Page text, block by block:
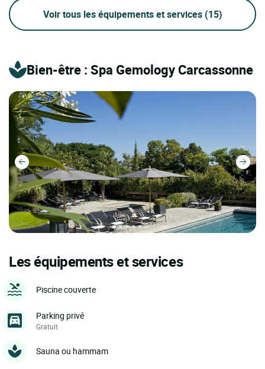
Voir tous les équipements et services (15)
Bien-être : Spa Gemology Carcassonne
Les équipements et services
Piscine couverte
Parking privé
Gratuit
Sauna ou hammam